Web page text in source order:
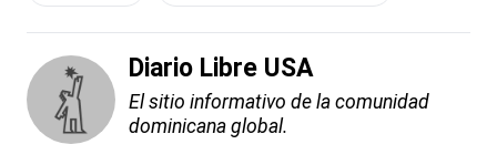
Diario Libre USA
El sitio informativo de la comunidad
dominicana global.